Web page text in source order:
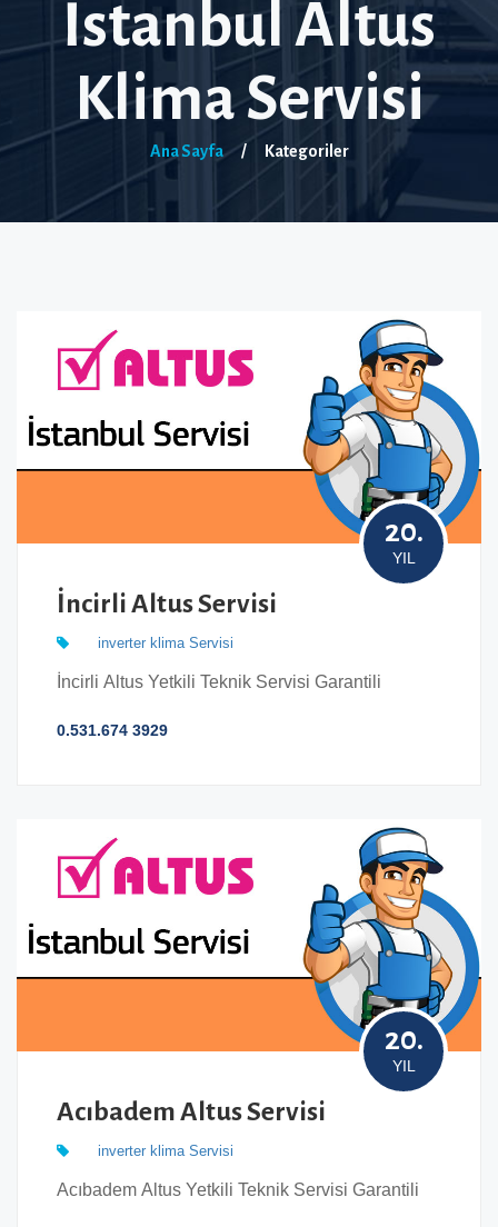
İstanbul Altus
Klima Servisi
Ana Sayfa / Kategoriler
20.
YIL
İncirli Altus Servisi
inverter klima Servisi
İncirli Altus Yetkili Teknik Servisi Garantili
0.531.674 3929
20.
YIL
Acıbadem Altus Servisi
inverter klima Servisi
Acıbadem Altus Yetkili Teknik Servisi Garantili